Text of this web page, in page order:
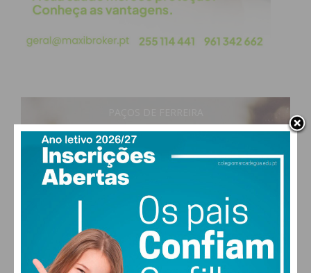
condições
26°
49% humidade
vento: 2m/s O
24°
QUI
29
SEX
30°
SÁB
27°